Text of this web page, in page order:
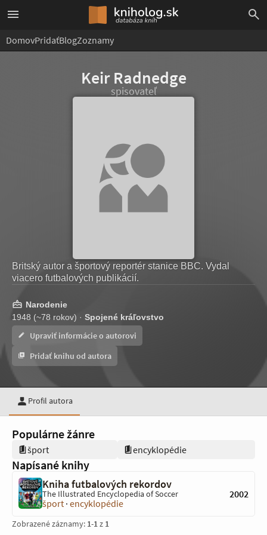
DomovPridaťBlogZoznamy
Keir Radnedge
spisovateľ
Britský autor a športový reportér stanice BBC. Vydal
viacero futbalových publikácií.
Narodenie
1948 (~78 rokov) · Spojené kráľovstvo
Upraviť informácie o autorovi
Pridať knihu od autora
Profil autora
Populárne žánre
šport encyklopédie
Napísané knihy
Kniha futbalových rekordov
The Illustrated Encyclopedia of Soccer
šport · encyklopédie
2002
Zobrazené záznamy: 1-1z 1